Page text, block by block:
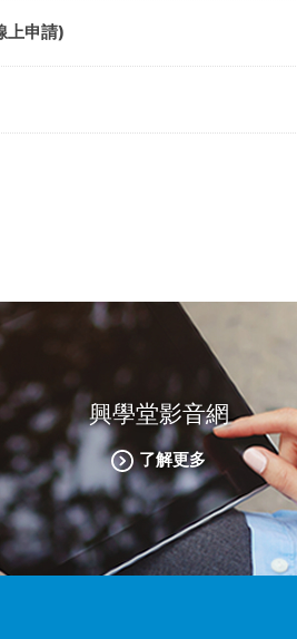
上申請)
興學堂影音網
了解更多